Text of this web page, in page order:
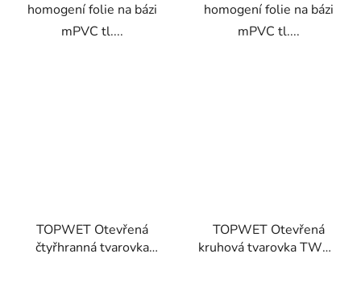
homogení folie na bázi
mPVC tl....
homogení folie na bázi
mPVC tl....
TOPWET Otevřená
čtyřhranná tvarovka
TOPWET Otevřená
kruhová tvarovka TWOT